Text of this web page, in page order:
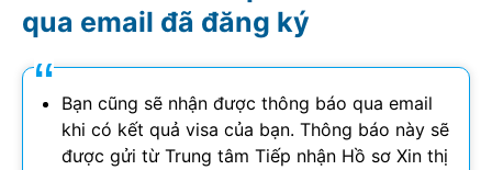
qua email đã đăng ký
Bạn cũng sẽ nhận được thông báo qua email
khi có kết quả visa của bạn. Thông báo này sẽ
được gửi từ Trung tâm Tiếp nhận Hồ sơ Xin thị